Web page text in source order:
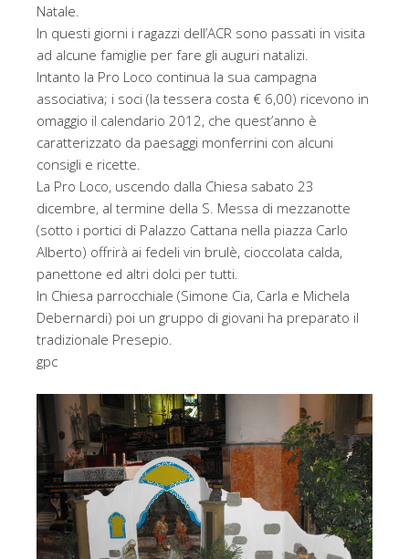
Natale.
In questi giorni i ragazzi dell’ACR sono passati in visita
ad alcune famiglie per fare gli auguri natalizi.
Intanto la Pro Loco continua la sua campagna
associativa; i soci (la tessera costa € 6,00) ricevono in
omaggio il calendario 2012, che quest’anno è
caratterizzato da paesaggi monferrini con alcuni
consigli e ricette.
La Pro Loco, uscendo dalla Chiesa sabato 23
dicembre, al termine della S. Messa di mezzanotte
(sotto i portici di Palazzo Cattana nella piazza Carlo
Alberto) offrirà ai fedeli vin brulè, cioccolata calda,
panettone ed altri dolci per tutti.
In Chiesa parrocchiale (Simone Cia, Carla e Michela
Debernardi) poi un gruppo di giovani ha preparato il
tradizionale Presepio.
gpc